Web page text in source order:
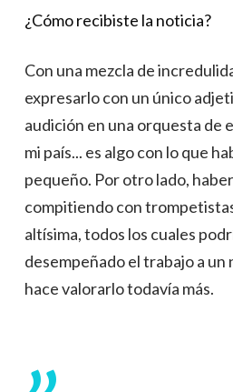
¿Cómo recibiste la noticia?
Con una mezcla de
expresarlo con un único
audición en una orquesta de
mi país... es algo con lo que
pequeño. Por otro lado,
compitiendo con
altísima, todos los cuales
desempeñado el trabajo a un
hace valorarlo todavía más.